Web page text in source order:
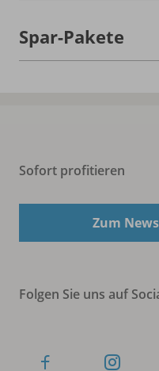
Spar-Pakete
Sofort profitieren
Zum
Folgen Sie uns auf